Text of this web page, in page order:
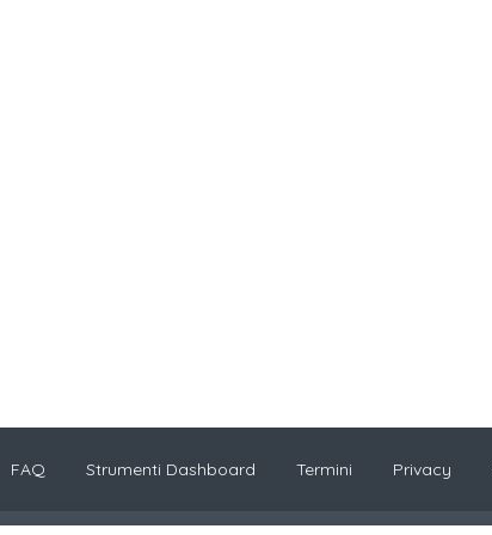
FAQ Strumenti Dashboard Termini Privacy